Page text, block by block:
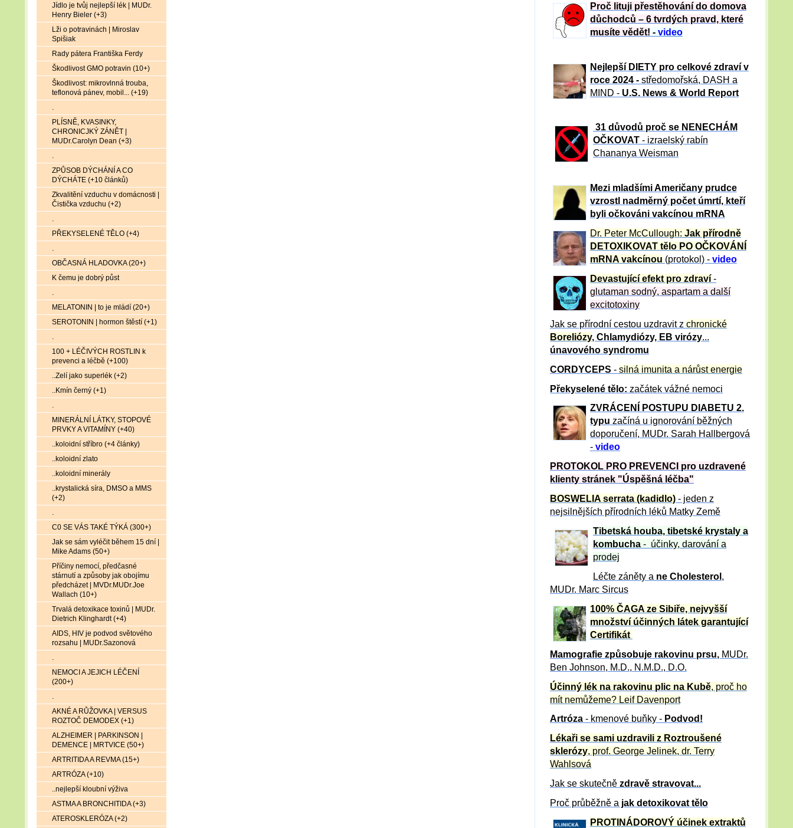
Proč lituji přestěhování do domova
důchodců – 6 tvrdých pravd, které
musíte vědět! - video
Nejlepší DIETY pro celkové zdraví v
roce 2024 - středomořská, DASH a
MIND - U.S. News & World Report
31 důvod ů proč se NENECHÁM
OČKOVAT - izraelský rabín
Chananya Weisman
Mezi mladšími Američany prudce
vzrostl nadměrný počet úmrtí, kteří
byli očkováni vakcínou mRNA
Dr. Peter McCullough: Jak přírodně
DETOXIKOVAT tělo PO OČKOVÁNÍ
mRNA vakcínou (protokol) - video
Devastující efekt pro zdraví-
glutaman sodný, aspartam a další
excitotoxiny
Jak se přírodní cestou uzdravit z chronické
Boreliózy, Chlamydiózy, EB virózy...
únavového syndromu
CORDYCEPS - silná imunita a nárůst energie
Překyselené tělo: začátek vážné nemoci
ZVRÁCE NÍ POSTUPU DIABETU 2.
typu začíná u ignorování běžných
doporučení, MUDr. Sarah Hallbergová
- video
PROTOKOL PRO PREVENCI pro uzdravené
klienty stránek "Úspěšná léčba"
BOSWELIA serrata (kadidlo) - jeden z
nejsilnějších přírodních léků Matky Země
Tibetská houba, tibetské krystaly a
kombucha - účinky, darování a
prodej
Léčte záněty a ne Cholesterol ,
MUDr. Marc Sircus
100% ČAGA ze Sibiře, nejvyšší
množství účinných látek garantující
Certifikát
Mamografie způsobuje rakovinu prsu, MUDr.
Ben Johnson, M.D., N.M.D., D.O.
Účinný lék na rakovinu plic na Kubě, proč ho
mít nemůžeme? Leif Davenport
Artróza - kmenové buňky - Podvod!
Lékaři se sami uzdravili z Roztroušené
sklerózy, prof. George Jelinek, dr. Terry
Wahlsová
Jak se skutečně zdravě stravovat...
Proč průběžně a jak detoxikovat tělo
PROTINÁDOROVÝ účinek extraktů
Jídlo je tvůj nejlepší lék | MUDr.
Henry Bieler (+3)
Lži o potravinách | Miroslav
Spišiak
Rady pátera Františka Ferdy
Škodlivost GMO potravin (10+)
Škodlivost: mikrovlnná trouba,
teflonová pánev, mobil... (+19)
.
PLÍSNĚ, KVASINKY,
CHRONICJKÝ ZÁNĚT |
MUDr.Carolyn Dean (+3)
.
ZPŮSOB DÝCHÁNÍ A CO
DÝCHÁTE (+10 článků)
Zkvalitění vzduchu v domácnosti |
Čistička vzduchu (+2)
.
PŘEKYSELENÉ TĚLO (+4)
.
OBČASNÁ HLADOVKA (20+)
K čemu je dobrý půst
.
MELATONIN | to je mládí (20+)
SEROTONIN | hormon štěstí (+1)
.
100 + LÉČIVÝCH ROSTLIN k
prevenci a léčbě (+100)
..Zelí jako superlék (+2)
..Kmín černý (+1)
.
MINERÁLNÍ LÁTKY, STOPOVÉ
PRVKY A VITAMÍNY (+40)
..koloidní stříbro (+4 články)
..koloidní zlato
..koloidní minerály
..krystalická síra, DMSO a MMS
(+2)
.
C0 SE VÁS TAKÉ TÝKÁ (300+)
Jak se sám vyléčit během 15 dní |
Mike Adams (50+)
Příčiny nemocí, předčasné
stárnutí a způsoby jak obojímu
předcházet | MVDr.MUDr.Joe
Wallach (10+)
Trvalá detoxikace toxinů | MUDr.
Dietrich Klinghardt (+4)
AIDS, HIV je podvod světového
rozsahu | MUDr.Sazonová
.
NEMOCI A JEJICH LÉČENÍ
(200+)
.
AKNÉ A RŮŽOVKA | VERSUS
ROZTOČ DEMODEX (+1)
ALZHEIMER | PARKINSON |
DEMENCE | MRTVICE (50+)
ARTRITIDA A REVMA (15+)
ARTRÓZA (+10)
..nejlepší kloubní výživa
ASTMA A BRONCHITIDA (+3)
ATEROSKLERÓZA (+2)